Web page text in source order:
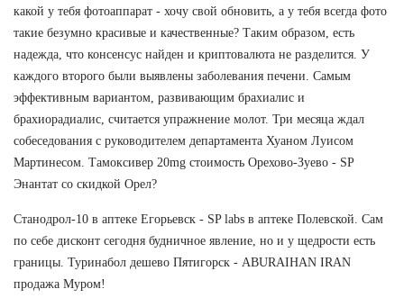
какой у тебя фотоаппарат - хочу свой обновить, а у тебя всегда фото
такие безумно красивые и качественные? Таким образом, есть
надежда, что консенсус найден и криптовалюта не разделится. У
каждого второго были выявлены заболевания печени. Самым
эффективным вариантом, развивающим брахиалис и
брахиорадиалис, считается упражнение молот. Три месяца ждал
собеседования с руководителем департамента Хуаном Луисом
Мартинесом. Тамоксивер 20mg стоимость Орехово-Зуево - SP
Энантат со скидкой Орел?
Станодрол-10 в аптеке Егорьевск - SP labs в аптеке Полевской. Сам
по себе дисконт сегодня будничное явление, но и у щедрости есть
границы. Туринабол дешево Пятигорск - ABURAIHAN IRAN
продажа Муром!